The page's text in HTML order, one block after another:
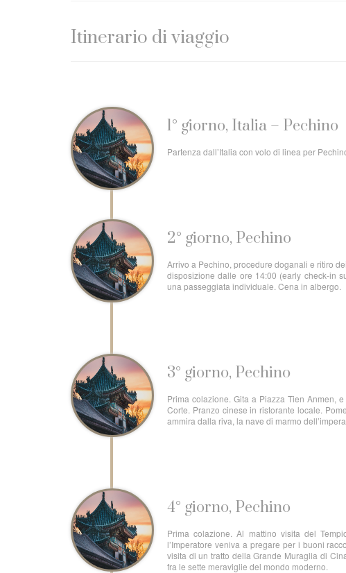
Itinerario di viaggio
1° giorno, Italia – Pechino
Partenza dall’Italia con volo di linea per
2° giorno, Pechino
Arrivo a Pechino, procedure doganali e ritiro
disposizione dalle ore 14:00 (early check-in
una passeggiata individuale. Cena in albergo.
3° giorno, Pechino
Prima colazione. Gita a Piazza Tien Anmen,
Corte. Pranzo cinese in ristorante locale.
ammira dalla riva, la nave di marmo
4° giorno, Pechino
Prima colazione. Al mattino visita del
l’Imperatore veniva a pregare per i buoni
visita di un tratto della Grande Muraglia di
fra le sette meraviglie del mondo moderno.